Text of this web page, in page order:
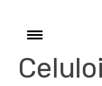
contentToggle